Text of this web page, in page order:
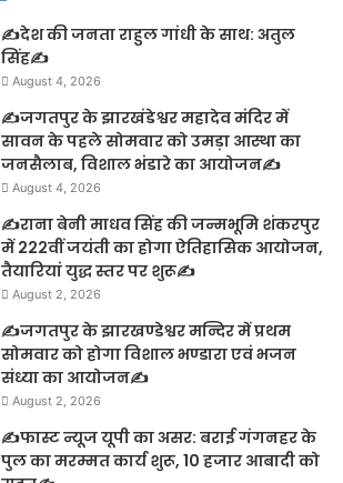
✍️देश की जनता राहुल गांधी के साथ: अतुल
सिंह✍️
August 4, 2026
✍️जगतपुर के झारखंडेश्वर महादेव मंदिर में
सावन के पहले सोमवार को उमड़ा आस्था का
जनसैलाब, विशाल भंडारे का आयोजन✍️
August 4, 2026
✍️राना बेनी माधव सिंह की जन्मभूमि शंकरपुर
में 222वीं जयंती का होगा ऐतिहासिक आयोजन,
तैयारियां युद्ध स्तर पर शुरू✍️
August 2, 2026
✍️जगतपुर के झारखण्डेश्वर मन्दिर में प्रथम
सोमवार को होगा विशाल भण्डारा एवं भजन
संध्या का आयोजन✍️
August 2, 2026
✍️फास्ट न्यूज यूपी का असर: बराई गंगनहर के
पुल का मरम्मत कार्य शुरू, 10 हजार आबादी को